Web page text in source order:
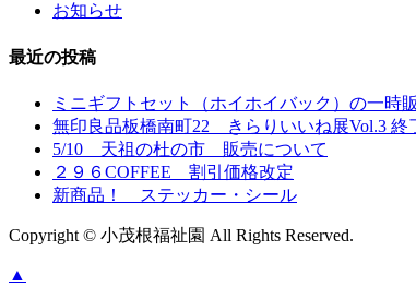
お知らせ
最近の投稿
ミニギフトセット（ホイホイバック）の一時
無印良品板橋南町22 きらりいいね展Vol.3 終
5/10 天祖の杜の市 販売について
２９６COFFEE 割引価格改定
新商品！ ステッカー・シール
Copyright © 小茂根福祉園 All Rights Reserved.
▲